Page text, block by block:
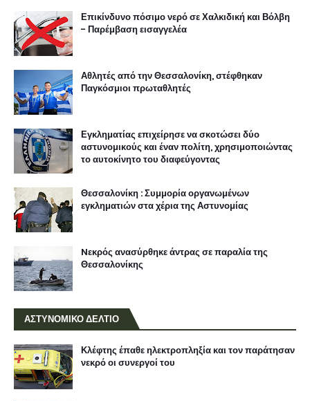
Επικίνδυνο πόσιμο νερό σε Χαλκιδική και Βόλβη
- Παρέμβαση εισαγγελέα
Αθλητές από την Θεσσαλονίκη, στέφθηκαν
Παγκόσμιοι πρωταθλητές
Εγκληματίας επιχείρησε να σκοτώσει δύο
αστυνομικούς και έναν πολίτη, χρησιμοποιώντας
το αυτοκίνητο του διαφεύγοντας
Θεσσαλονίκη : Συμμορία οργανωμένων
εγκληματιών στα χέρια της Αστυνομίας
Nεκρός ανασύρθηκε άντρας σε παραλία της
Θεσσαλονίκης
ΑΣΤΥΝΟΜΙΚΟ ΔΕΛΤΙΟ
Κλέφτης έπαθε ηλεκτροπληξία και τον παράτησαν
νεκρό οι συνεργοί του